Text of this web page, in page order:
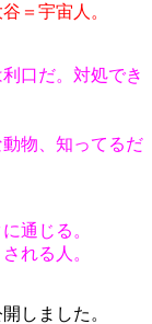
＝宇宙人。
口だ。対処でき
物、知ってるだ
通じる。
れる人。
しました 。